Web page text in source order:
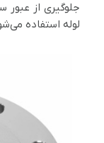
جلوگیری از
لوله استفاده